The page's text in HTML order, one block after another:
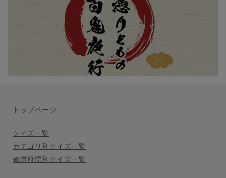
トップページ
クイズ一覧
カテゴリ別クイズ一覧
都道府県別クイズ一覧